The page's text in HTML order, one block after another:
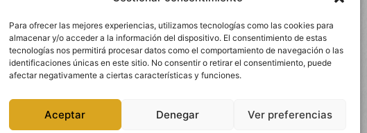
Para ofrecer las mejores experiencias, utilizamos tecnologías como las cookies para
almacenar y/o acceder a la información del dispositivo. El consentimiento de estas
tecnologías nos permitirá procesar datos como el comportamiento de navegación o las
identificaciones únicas en este sitio. No consentir o retirar el consentimiento, puede
afectar negativamente a ciertas características y funciones.
Aceptar Denegar Ver preferencias